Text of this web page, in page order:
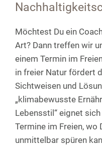
Möchtest Du ein
Art? Dann treffen wir
einem Termin im
in freier Natur fördert
Sichtweisen und
„klimabewusste
Lebensstil“ eignet
Termine im Freien, wo
unmittelbar spüren